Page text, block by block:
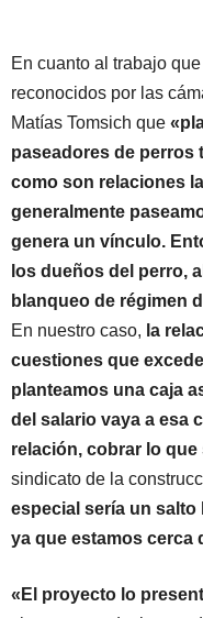
En cuanto al trabajo
reconocidos por las
Matías Tomsich que
paseadores de perros
como son relaciones
generalmente
genera un vínculo.
los dueños del perro,
blanqueo de régimen
En nuestro caso, la
cuestiones que
planteamos una caja
del salario vaya a esa
relación, cobrar lo
sindicato de la
especial sería un
ya que estamos cerca
«El proyecto lo